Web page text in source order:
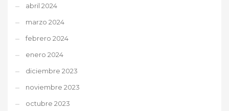
abril 2024
marzo 2024
febrero 2024
enero 2024
diciembre 2023
noviembre 2023
octubre 2023